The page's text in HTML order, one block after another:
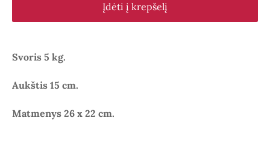
Įdėti į krepšelį
Svoris 5 kg.
Aukštis 15 cm.
Matmenys 26 x 22 cm.